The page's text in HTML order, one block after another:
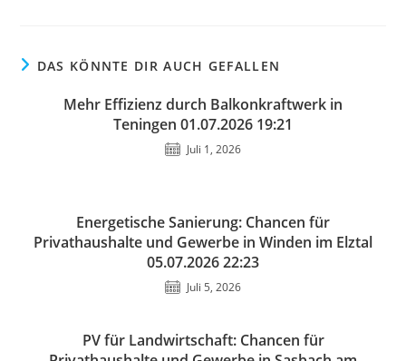
DAS KÖNNTE DIR AUCH GEFALLEN
Mehr Effizienz durch Balkonkraftwerk in
Teningen 01.07.2026 19:21
Juli 1, 2026
Energetische Sanierung: Chancen für
Privathaushalte und Gewerbe in Winden im Elztal
05.07.2026 22:23
Juli 5, 2026
PV für Landwirtschaft: Chancen für